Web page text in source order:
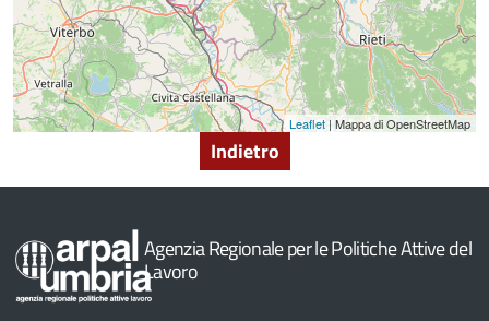
Leaflet | Mappa di OpenStreetMap
Indietro
Agenzia Regionale per le Politiche Attive del
Lavoro